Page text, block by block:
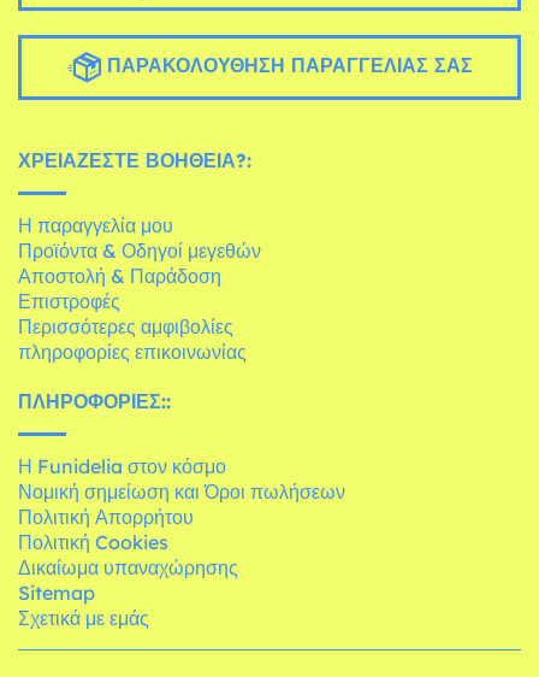
ΠΑΡΑΚΟΛΟΎΘΗΣΗ ΠΑΡΑΓΓΕΛΊΑΣ ΣΑΣ
ΧΡΕΙΆΖΕΣΤΕ ΒΟΉΘΕΙΑ?:
Η παραγγελία μου
Προϊόντα & Οδηγοί μεγεθών
Αποστολή & Παράδοση
Επιστροφές
Περισσότερες αμφιβολίες
πληροφορίες επικοινωνίας
ΠΛΗΡΟΦΟΡΊΕΣ::
Η Funidelia στον κόσμο
Νομική σημείωση και Όροι πωλήσεων
Πολιτική Απορρήτου
Πολιτική Cookies
Δικαίωμα υπαναχώρησης
Sitemap
Σχετικά με εμάς